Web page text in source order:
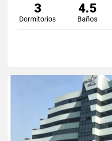
3
Dormitorios
4.5
Baños